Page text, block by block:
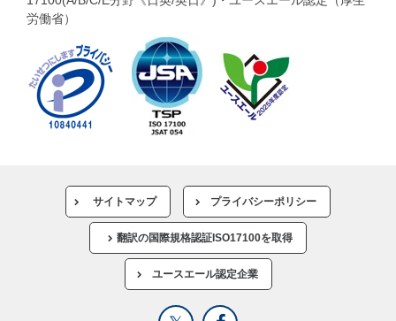
労働省）
サイトマップ プライバシーポリシー
翻訳の国際規格認証ISO17100を取得
ユースエール認定企業